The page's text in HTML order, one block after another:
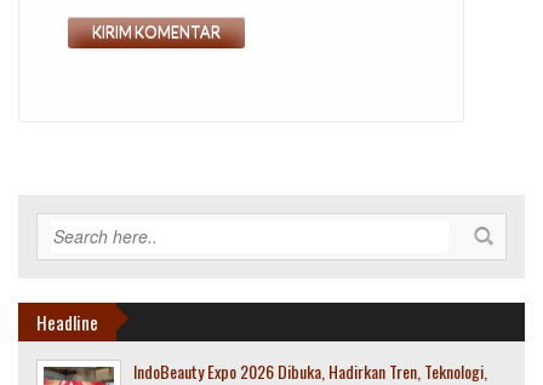
Headline
IndoBeauty Expo 2026 Dibuka, Hadirkan Tren, Teknologi,